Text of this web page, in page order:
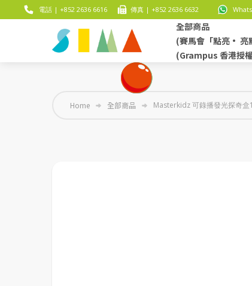
電話 | +852 2636 6616 傳真 | +852 2636 6632
全部商品
(賽馬會「點亮• 亮
(Grampus 香港授
Home 全部商品 Masterkidz 可錄播發光探奇盒